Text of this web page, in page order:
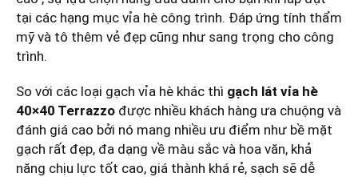
tại các hạng mục vỉa hè công trình. Đáp ứng tính thẩm
mỹ và tô thêm vẻ đẹp cũng như sang trọng cho công
trình.
So với các loại gạch vỉa hè khác thì gạch lát vỉa hè
40×40 Terrazzo được nhiều khách hàng ưa chuộng và
đánh giá cao bởi nó mang nhiều ưu điểm như bề mặt
gạch rất đẹp, đa dạng về màu sắc và hoa văn, khả
năng chịu lực tốt cao, giá thành khá rẻ, sạch sẽ dễ